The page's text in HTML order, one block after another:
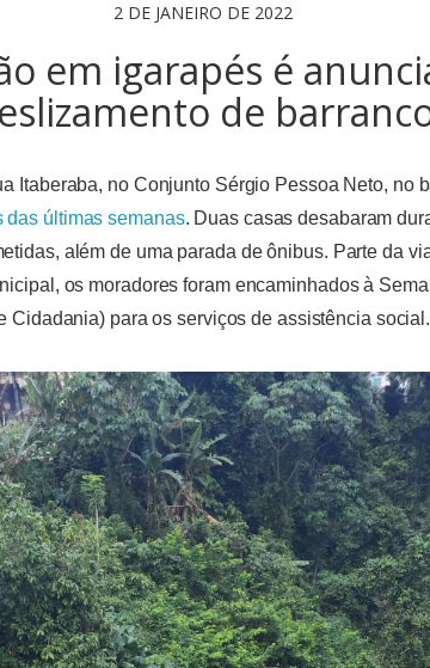
2 DE JANEIRO DE 2022
em igarapés é
de
Itaberaba, no Conjunto Sérgio Pessoa Neto, no
das últimas semanas. Duas casas desabaram
além de uma parada de ônibus. Parte da
os moradores foram encaminhados à
Cidadania) para os serviços de assistência social.